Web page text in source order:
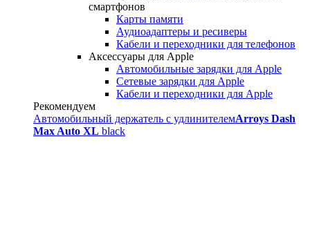
смартфонов
Карты памяти
Аудиоадаптеры и ресиверы
Кабели и переходники для телефонов
Аксессуары для Apple
Автомобильные зарядки для Apple
Сетевые зарядки для Apple
Кабели и переходники для Apple
Рекомендуем
Автомобильный держатель с удлинителемArroys Dash
Max Auto XL black